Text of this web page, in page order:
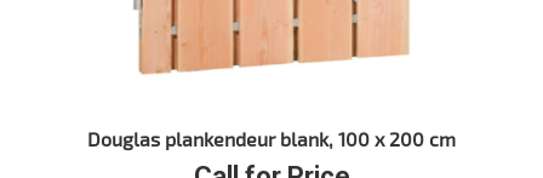
Douglas plankendeur blank, 100 x 200 cm